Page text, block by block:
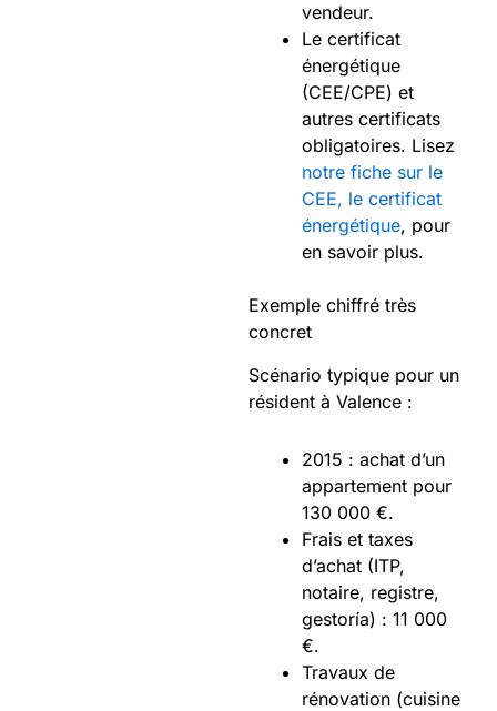
vendeur.
Le certificat
énergétique
(CEE/CPE) et
autres certificats
obligatoires. Lisez
notre fiche sur le
CEE, le certificat
énergétique, pour
en savoir plus.
Exemple chiffré très
concret
Scénario typique pour un
résident à Valence :
2015 : achat d’un
appartement pour
130 000 €.
Frais et taxes
d’achat (ITP,
notaire, registre,
gestoría) : 11 000
€.
Travaux de
rénovation (cuisine